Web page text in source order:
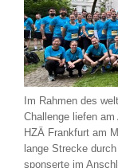
Im Rahmen des
Challenge liefen
HZÄ Frankfurt am
lange Strecke
sponserte im